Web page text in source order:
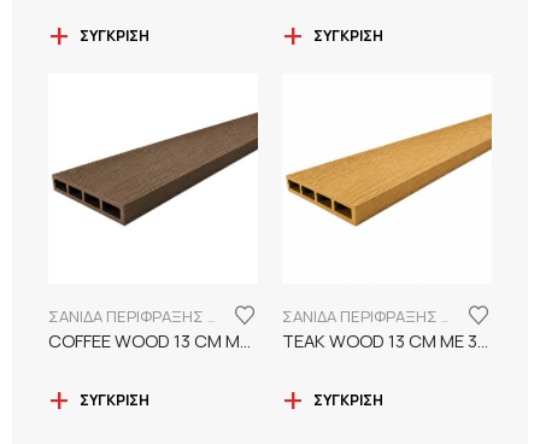
ΣΎΓΚΡΙΣΗ ΣΎΓΚΡΙΣΗ
ΣΑΝΙΔΑ ΠΕΡΙΦΡΑΞΗΣ WPC 13CM ΜΕ ΝΕΡΑ ΞΥΛΟΥ
COFFEE WOOD 13 CM ΜΕ 3D ΑΝΑΓΛΥΦΑ ΝΕΡΑ ΞΥΛΟΥ
ΣΎΓΚΡΙΣΗ
ΣΑΝΙΔΑ ΠΕΡΙΦΡΑΞΗΣ WPC 13CM ΜΕ ΝΕΡΑ ΞΥΛΟΥ
TEAK WOOD 13 CM ΜΕ 3D ΑΝΑΓΛΥΦΑ ΝΕΡΑ ΞΥΛΟΥ
ΣΎΓΚΡΙΣΗ